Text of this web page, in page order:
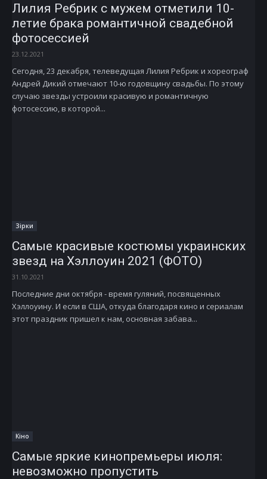
Лилия Ребрик с мужем отметили 10-
летие брака романтичной свадебной
фотосессией
23.12.2021
Сегодня, 23 декабря, телеведущая Лилия Ребрик и хореограф
Андрей Дикий отмечают 10-ю годовщину свадьбы. По этому
случаю звезды устроили красивую и романтичную
фотосессию, в которой...
Зірки
Самые красивые костюмы украинских
звезд на Хэллоуин 2021 (ФОТО)
31.10.2021
Последние дни октября - время гуляний, посвященных
Хэллоуину. И если в США, откуда благодаря кино и сериалам
этот праздник пришел к нам, основная забава...
Кіно
Самые яркие кинопремьеры июля:
невозможно пропустить